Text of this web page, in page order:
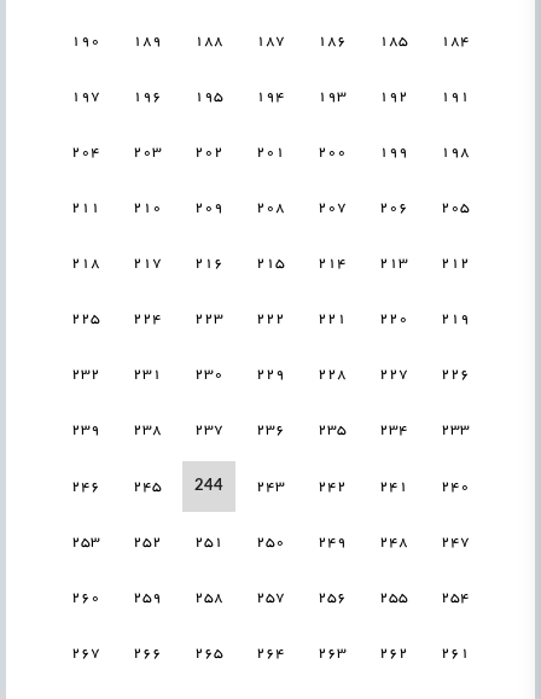
184
185
186
187
188
189
190
191
192
193
194
195
196
197
198
199
200
201
202
203
204
205
206
207
208
209
210
211
212
213
214
215
216
217
218
219
220
221
222
223
224
225
226
227
228
229
230
231
232
233
234
235
236
237
238
239
240
241
242
243
244
245
246
247
248
249
250
251
252
253
254
255
256
257
258
259
260
261
262
263
264
265
266
267